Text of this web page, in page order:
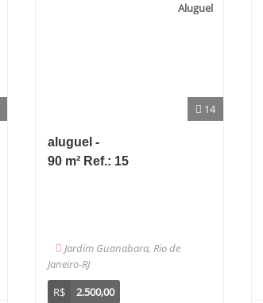
14
Aluguel
aluguel -
90 m² Ref.: 15
Jardim Guanabara, Rio de
Janeiro-RJ
R$
2.500,00